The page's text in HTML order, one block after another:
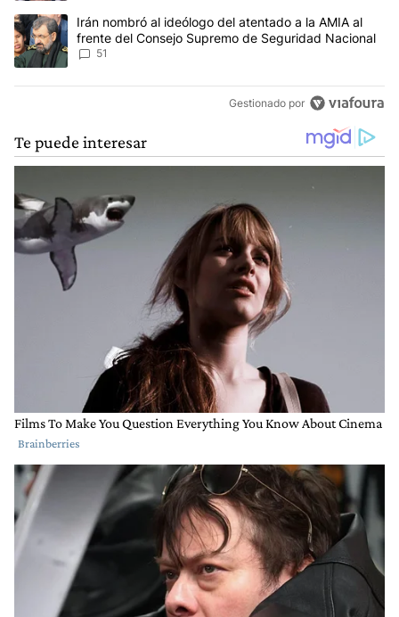
Un artículo de tendencia con el título "Irán nombró al ideólogo
Irán nombró al ideólogo del atentado a la AMIA al
frente del Consejo Supremo de Seguridad Nacional
51
Gestionado por